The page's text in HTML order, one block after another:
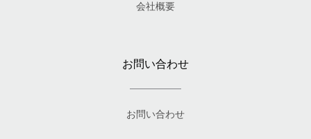
会社概要
お問い合わせ
お問い合わせ